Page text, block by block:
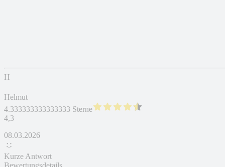
H
Helmut
4.333333333333333 Sterne
4,3
08.03.2026
Kurze Antwort